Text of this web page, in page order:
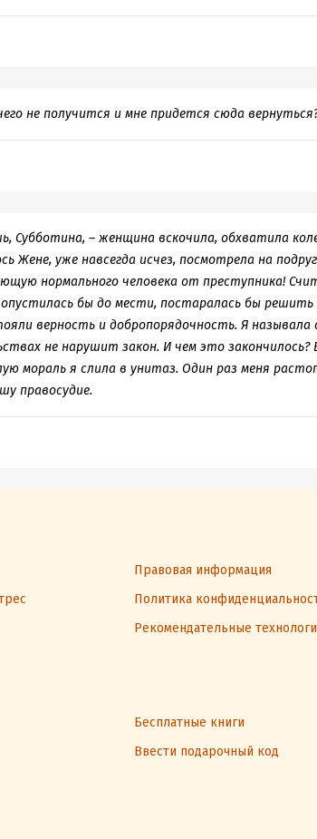
не получится и мне придется сюда
– женщина вскочила, обхватила
Жене, уже навсегда исчез, посмотрела на
нормального человека от преступника!
бы до мести, постаралась бы
верность и добропорядочность. Я называла
не нарушит закон. И чем это закончилось?
мораль я слила в унитаз. Один раз меня
правосудие.
Правовая информация
Политика
Рекомендательные
Бесплатные книги
Ввести подарочный код